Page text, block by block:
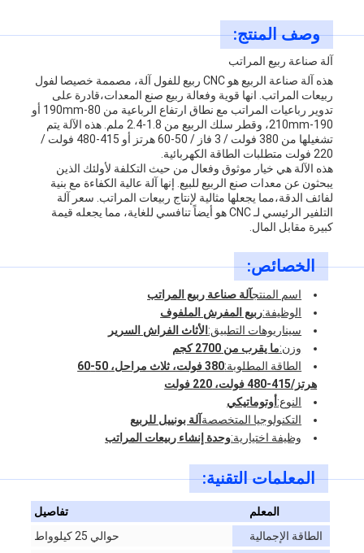
وصف المنتج:
آلة صناعة ربيع المراتب
هذه آلة صناعة الربيع هو CNC ربيع للفول آلة، مصممة خصيصا لفول
ربيعات المراتب. انها قوية وفعالة ربيع صنع المعدات،قادرة على
تدوير رباعيات المراتب مع نطاق ارتفاع الرباعية من 80-190mm أو
190-210mm، وقطر سلك الربيع من 1.8-2.4 ملم. هذه الآلة يتم
تشغيلها من 380 فولت / 3 فاز / 50-60 هرتز أو 415-480 فولت /
220 فولت متطلبات الطاقة الكهربائية.
هذه الآلة هي خيار موثوق وفعال من حيث التكلفة لأولئك الذين
يبحثون عن معدات صنع الربيع للبيع. إنها آلة عالية الكفاءة مع بنية
لفائف الدقة،مما يجعلها مثالية لإنتاج ربيعات المراتب. سعر آلة
التلفير الرئيسي لـ CNC هو أيضاً تنافسي للغاية، مما يجعله قيمة
كبيرة مقابل المال.
الخصائص:
اسم المنتجآلة صناعة ربيع المراتب
الوظيفة:ربيع المفرش الملفوف
سيناريوهات التطبيق: الأثاث الفراش السرير
وزن:ما يقرب من 2700 كجم
الطاقة المطلوبة:
380 فولت، ثلاث مراحل، 50-60
هرتز/415-480 فولت، 220 فولت
النوع: أوتوماتيكي
التكنولوجيا المتخصصة آلة بونييل للربيع
وظيفة اختيارية:وحدة إنشاء ربيعات المراتب
المعلمات التقنية:
المعلم
تفاصيل
الطاقة الإجمالية
حوالي 25 كيلوواط